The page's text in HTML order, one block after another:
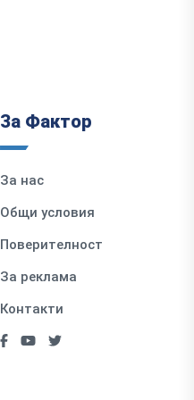
За Фактор
За нас
Общи условия
Поверителност
За реклама
Контакти